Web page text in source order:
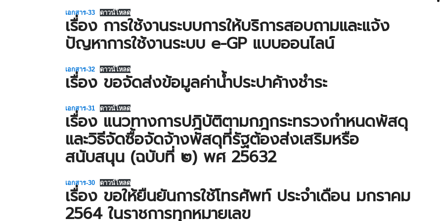
เอกสาร-33 ดาวน์โหลด
เรื่อง การใช้งานระบบการให้บริการสอบถามและแจ้ง
ปัญหาการใช้งานระบบ e-GP แบบออนไลน์
เอกสาร-32 ดาวน์โหลด
เรื่อง ขอจัดส่งข้อมูลค่าน้ำประปาค้างชำระ
เอกสาร-31 ดาวน์โหลด
เรื่อง แนวทางการปฎิบัติตามกฎกระทรวงกำหนดพัสดุ
และวิธีจัดซื้อจัดจ้างพัสดุที่รัฐต้องส่งเสริมหรือ
สนับสนุน (ฉบับที่ ๒) พศ 25632
เอกสาร-30 ดาวน์โหลด
เรื่อง ขอให้ยืนยันการใช้โทรศัพท์ ประจำเดือน มกราคม
2564 ในราชการทุกหมายเลข